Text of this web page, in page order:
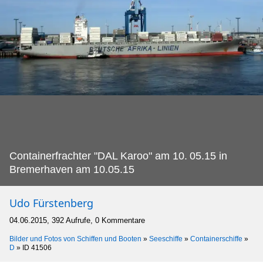
Containerfrachter "DAL Karoo" am 10. 05.15 in
Bremerhaven am 10.05.15
Udo Fürstenberg
04.06.2015, 392 Aufrufe, 0 Kommentare
Bilder und Fotos von Schiffen und Booten » Seeschiffe » Containerschiffe »
D » ID 41506